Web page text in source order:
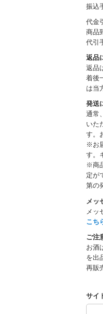
振込
代金
商品
代引
返品
返品
着後
は当
発送
通常
いた
す。
※お
す。
※商
定が
第の
メッ
メッ
こち
ご注
お酒
を出
再販
サイ